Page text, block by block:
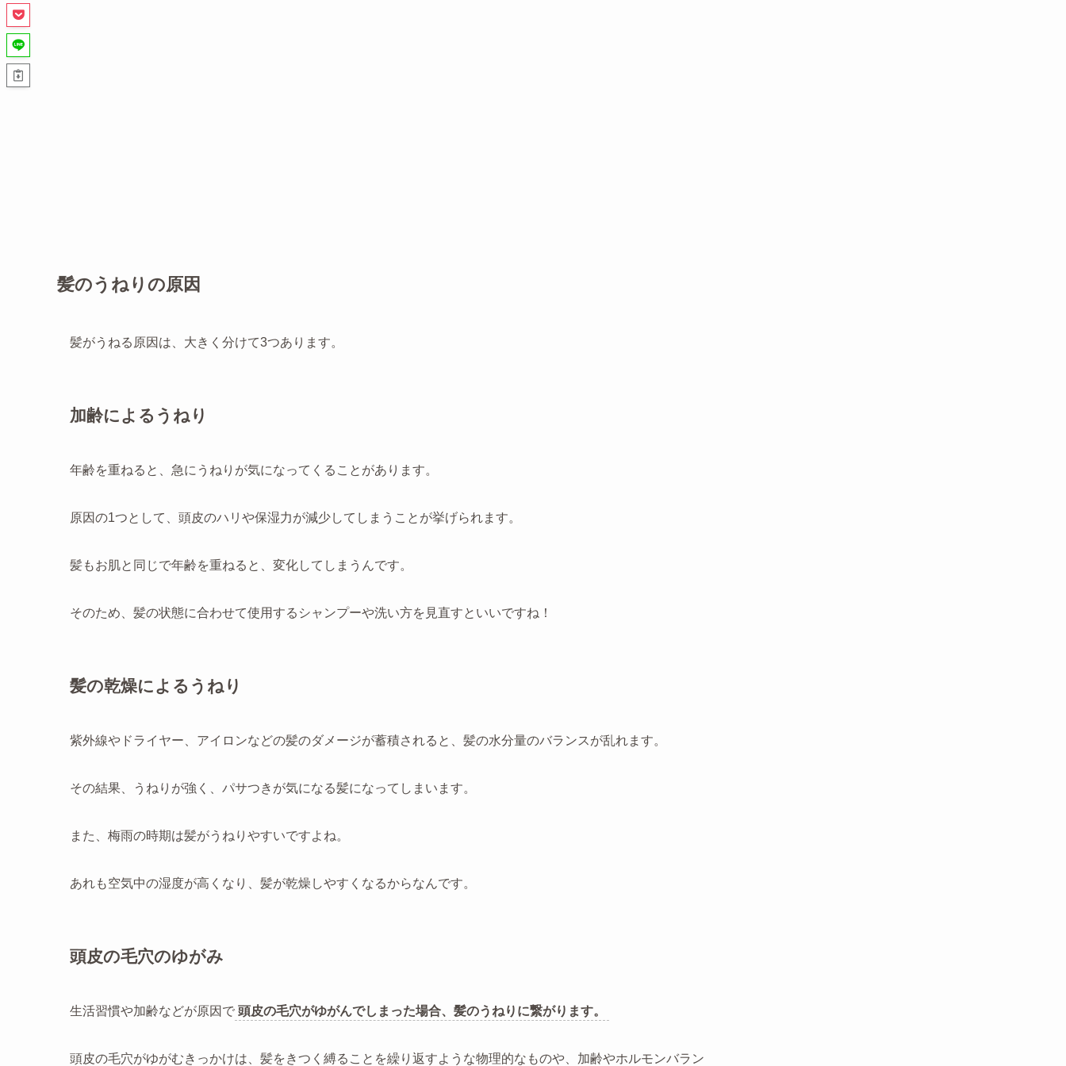
髪のうねりの原因
髪がうねる原因は、大きく分けて3つあります。
加齢によるうねり
年齢を重ねると、急にうねりが気になってくることがあります。
原因の1つとして、頭皮のハリや保湿力が減少してしまうことが挙げられます。
髪もお肌と同じで年齢を重ねると、変化してしまうんです。
そのため、髪の状態に合わせて使用するシャンプーや洗い方を見直すといいですね！
髪の乾燥によるうねり
紫外線やドライヤー、アイロンなどの髪のダメージが蓄積されると、髪の水分量のバランスが乱れます。
その結果、うねりが強く、パサつきが気になる髪になってしまいます。
また、梅雨の時期は髪がうねりやすいですよね。
あれも空気中の湿度が高くなり、髪が乾燥しやすくなるからなんです。
頭皮の毛穴のゆがみ
生活習慣や加齢などが原因で 頭皮の毛穴がゆがんでしまった場合、髪のうねりに繋がります。
頭皮の毛穴がゆがむきっかけは、髪をきつく縛ることを繰り返すような物理的なものや、加齢やホルモンバラン